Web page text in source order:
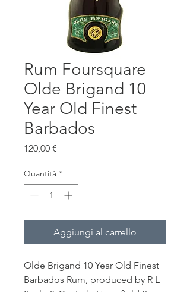
Rum Foursquare
Olde Brigand 10
Year Old Finest
Barbados
120,00 €
Quantità *
Aggiungi al carrello
Olde Brigand 10 Year Old Finest
Barbados Rum, produced by R L
Seale & Co. Ltd., Hopefield Sugar